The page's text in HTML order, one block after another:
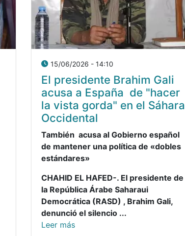
15/06/2026 - 14:10
El presidente Brahim Gali
acusa a España de "hacer
la vista gorda" en el Sáhara
Occidental
También acusa al Gobierno español
de mantener una política de «dobles
estándares»
CHAHID EL HAFED-. El presidente de
la República Árabe Saharaui
Democrática (RASD) , Brahim Gali,
denunció el silencio ...
Leer más